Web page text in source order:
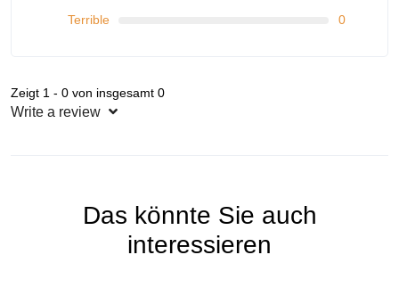
Terrible 0
Zeigt 1 - 0 von insgesamt 0
Write a review
Das könnte Sie auch
interessieren